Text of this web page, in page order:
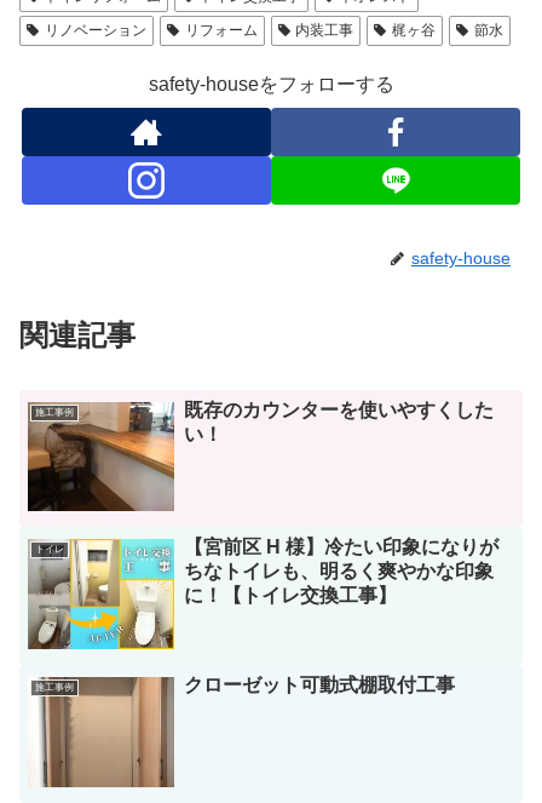
リノベーション
リフォーム 内装工事 梶ヶ谷 節水
safety-houseをフォローする
safety-house
関連記事
施工事例
既存のカウンターを使いやすくした
い！
トイレ
【宮前区 H 様】冷たい印象になりが
ちなトイレも、明るく爽やかな印象
に！【トイレ交換工事】
施工事例 クローゼット可動式棚取付工事